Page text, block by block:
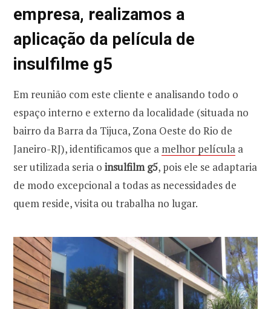
empresa, realizamos a
aplicação da película de
insulfilme g5
Em reunião com este cliente e analisando todo o
espaço interno e externo da localidade (situada no
bairro da Barra da Tijuca, Zona Oeste do Rio de
Janeiro-RJ), identificamos que a melhor película a
ser utilizada seria o insulfilm g5, pois ele se adaptaria
de modo excepcional a todas as necessidades de
quem reside, visita ou trabalha no lugar.